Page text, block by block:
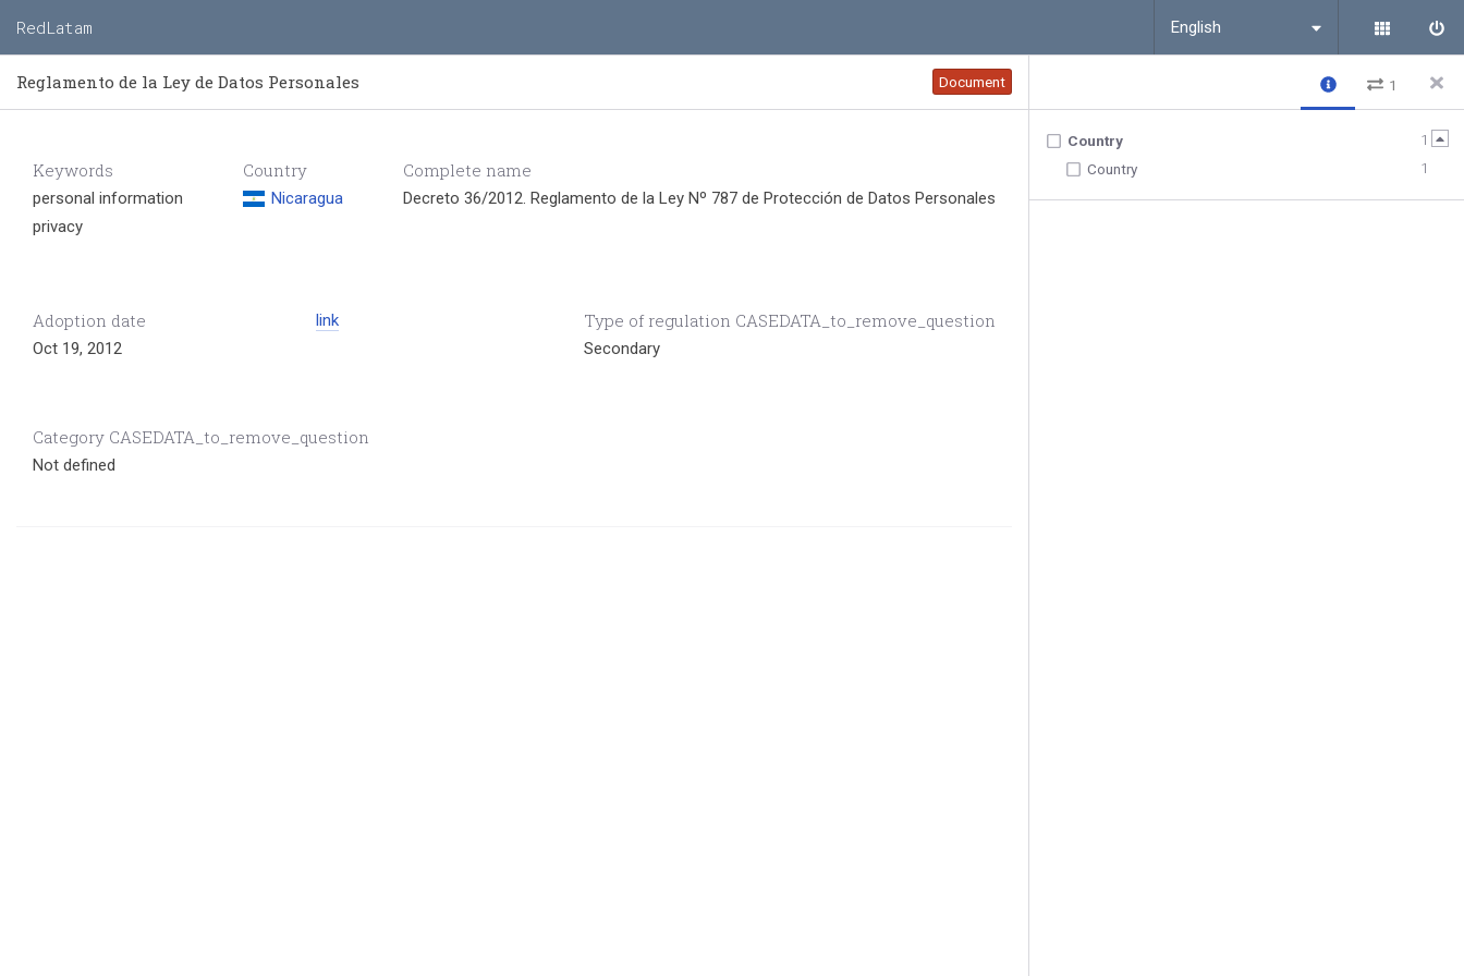
RedLatam English
Reglamento de la Ley de Datos Personales Document
Keywords
personal information
privacy
Country
Nicaragua
Complete name
Decreto 36/2012. Reglamento de la Ley Nº 787 de Protección de Datos Personales
Adoption date
Oct 19, 2012
link Type of regulation CASEDATA_to_remove_question
Secondary
Category CASEDATA_to_remove_question
Not defined
1
Country
1
Country
1